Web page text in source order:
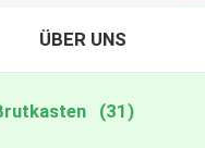
ÜBER UNS
(31)